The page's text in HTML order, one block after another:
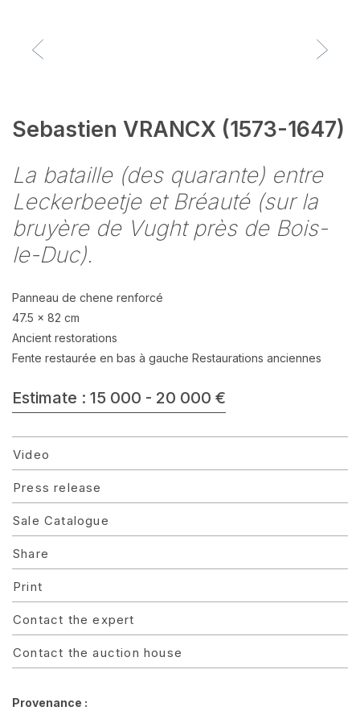
Sebastien VRANCX (1573-1647)
La bataille (des quarante) entre
Leckerbeetje et Bréauté (sur la
bruyère de Vught près de Bois-
le-Duc).
Panneau de chene renforcé
47.5 x 82 cm
Ancient restorations
Fente restaurée en bas à gauche Restaurations anciennes
Estimate : 15 000 - 20 000 €
Video
Press release
Sale Catalogue
Share
Print
Contact the expert
Contact the auction house
Provenance :